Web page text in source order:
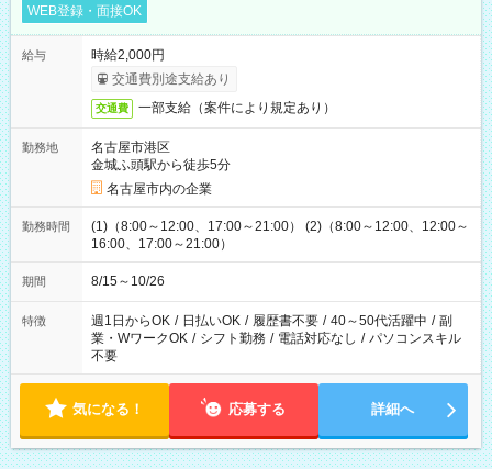
WEB登録・面接OK
給与
時給2,000円
交通費別途支給あり
交通費 一部支給（案件により規定あり）
勤務地
名古屋市港区
金城ふ頭駅から徒歩5分
名古屋市内の企業
勤務時間
(1)（8:00～12:00、17:00～21:00） (2)（8:00～12:00、12:00～
16:00、17:00～21:00）
期間 8/15～10/26
特徴 週1日からOK / 日払いOK / 履歴書不要 / 40～50代活躍中 / 副
業・WワークOK / シフト勤務 / 電話対応なし / パソコンスキル
不要
気になる！ 応募する 詳細へ